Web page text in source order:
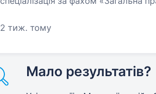
2 тиж. тому
Мало результатів?